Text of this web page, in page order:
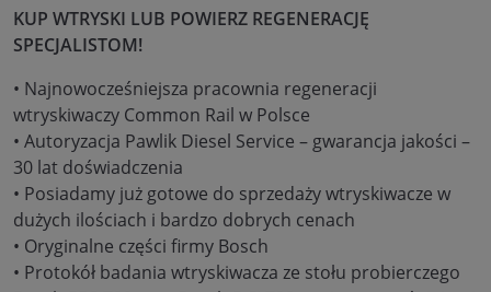
KUP WTRYSKI LUB POWIERZ REGENERACJĘ
SPECJALISTOM!
• Najnowocześniejsza pracownia regeneracji
wtryskiwaczy Common Rail w Polsce
• Autoryzacja Pawlik Diesel Service – gwarancja jakości –
30 lat doświadczenia
• Posiadamy już gotowe do sprzedaży wtryskiwacze w
dużych ilościach i bardzo dobrych cenach
• Oryginalne części firmy Bosch
• Protokół badania wtryskiwacza ze stołu probierczego